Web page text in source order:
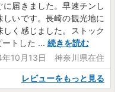
税の指定を受けた自治体
届きました。早速チンし
いです。長崎の観光地に
く感じました。ストック
トした ... 続きを読む
年10月13日 神奈川県在住
レビューをもっと見る